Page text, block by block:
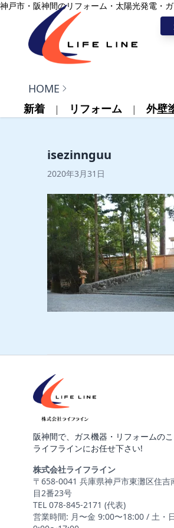
内容をスキップ
神戸市・阪神間のリフォーム・太陽光発電・
株式会社ライフライン
HOME
新着
リフォーム 外壁
isezinnguu
2020年3月31日
阪神間で、ガス機器・リフォームの
ライフラインにお任せ下さい!
株式会社ライフライン
〒658-0041 兵庫県神戸市東灘区住吉
目2番23号
TEL 078-845-2171 (代表)
営業時間: 月〜金 9:00〜18:00 / 土・